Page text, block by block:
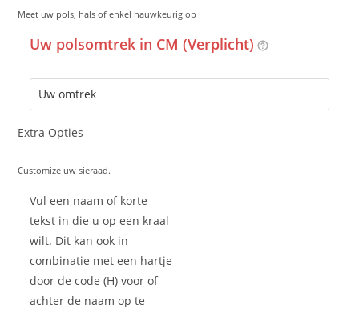
Meet uw pols, hals of enkel nauwkeurig op
Uw polsomtrek in CM (Verplicht)
Extra Opties
Customize uw sieraad.
Vul een naam of korte
tekst in die u op een kraal
wilt. Dit kan ook in
combinatie met een hartje
door de code (H) voor of
achter de naam op te